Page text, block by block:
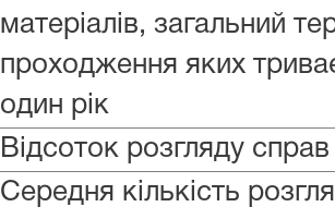
матеріалів, загальний
проходження яких
один рік
Відсоток розгляду справ
Середня кількість